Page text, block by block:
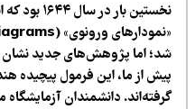
نخستین بار در سال
اما پژوهش‌های جدید نشان
از ما، این فرمول پیچیده هندسی
دانشمندان آزمایشگاه